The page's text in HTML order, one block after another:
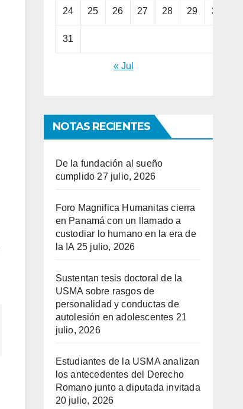
24 25 26 27 28 29 30
31
« Jul
NOTAS RECIENTES
De la fundación al sueño
cumplido 27 julio, 2026
Foro Magnifica Humanitas cierra
en Panamá con un llamado a
custodiar lo humano en la era de
la IA 25 julio, 2026
Sustentan tesis doctoral de la
USMA sobre rasgos de
personalidad y conductas de
autolesión en adolescentes 21
julio, 2026
Estudiantes de la USMA analizan
los antecedentes del Derecho
Romano junto a diputada invitada
20 julio, 2026